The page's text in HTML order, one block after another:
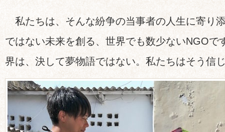
私たちは、そんな紛争の当事者の人生に寄り
ではない未来を創る、世界でも数少ないNGOで
界は、決して夢物語ではない。私たちはそう信